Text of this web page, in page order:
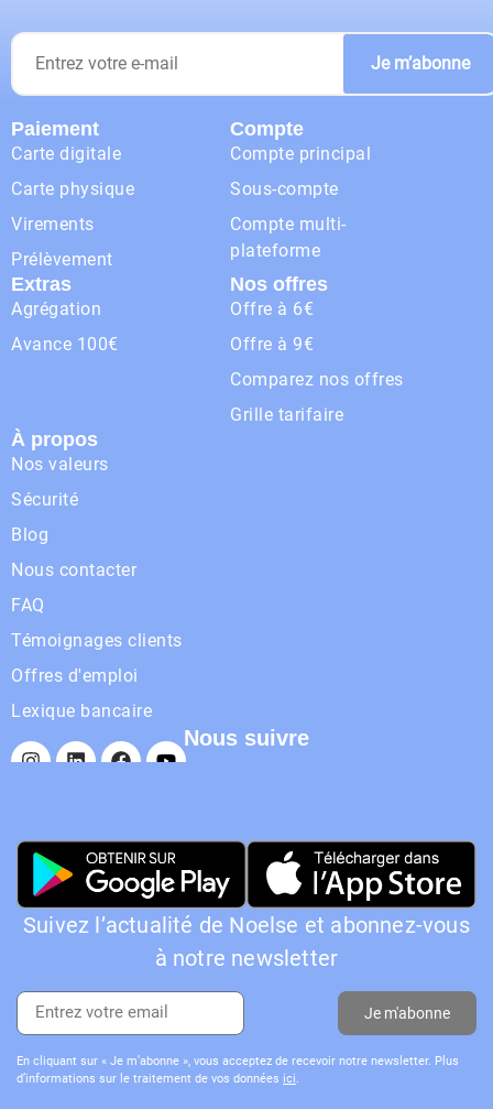
Je m’abonne
Paiement
Carte digitale
Carte physique
Virements
Prélèvement
Compte
Compte principal
Sous-compte
Compte multi-
plateforme
Extras
Agrégation
Avance 100€
Nos offres
Offre à 6€
Offre à 9€
Comparez nos offres
Grille tarifaire
À propos
Nos valeurs
Sécurité
Blog
Nous contacter
FAQ
Témoignages clients
Offres d'emploi
Lexique bancaire
Nous suivre
Suivez l’actualité de Noelse et abonnez-vous
à notre newsletter
Je m'abonne
En cliquant sur « Je m’abonne », vous acceptez de recevoir notre newsletter. Plus
d’informations sur le traitement de vos données ici